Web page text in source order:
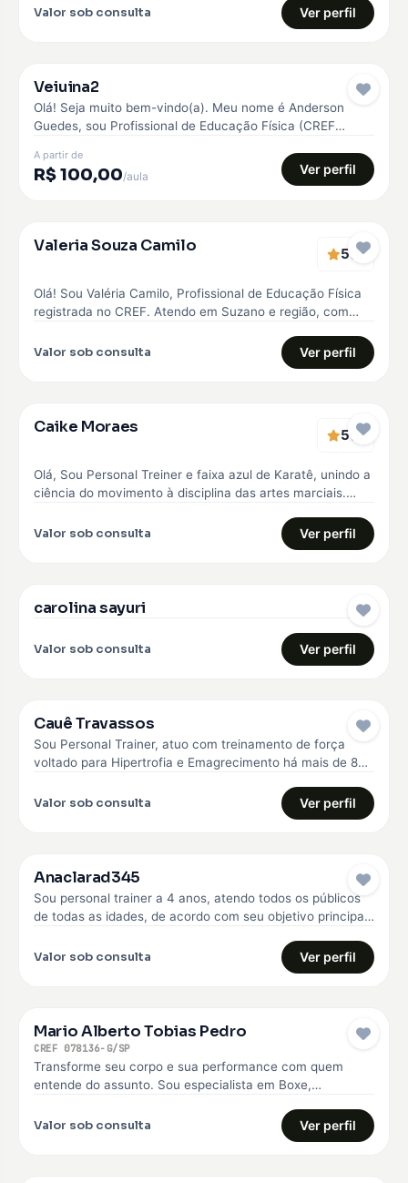
Valor sob consulta Ver perfil
Pro
Veiuina2
Olá! Seja muito bem-vindo(a). Meu nome é Anderson
Guedes, sou Profissional de Educação Física (CREF
A partir de
R$ 100,00/aula Ver perfil
EMBAIXADOR
Valeria Souza Camilo 5(1)
Olá! Sou Valéria Camilo, Profissional de Educação Física
registrada no CREF. Atendo em Suzano e região, com
Valor sob consulta Ver perfil
EMBAIXADOR
Caike Moraes 5(1)
Olá, Sou Personal Treiner e faixa azul de Karatê, unindo a
ciência do movimento à disciplina das artes marciais.
Valor sob consulta Ver perfil
EMBAIXADOR
carolina sayuri
Valor sob consulta Ver perfil
EMBAIXADOR
Cauê Travassos
Sou Personal Trainer, atuo com treinamento de força
voltado para Hipertrofia e Emagrecimento há mais de 8
Valor sob consulta Ver perfil
Anaclarad345
Sou personal trainer a 4 anos, atendo todos os públicos
de todas as idades, de acordo com seu objetivo principal,
Valor sob consulta Ver perfil
Mario Alberto Tobias Pedro
CREF 078136-G/SP
Transforme seu corpo e sua performance com quem
entende do assunto. Sou especialista em Boxe,
Valor sob consulta Ver perfil